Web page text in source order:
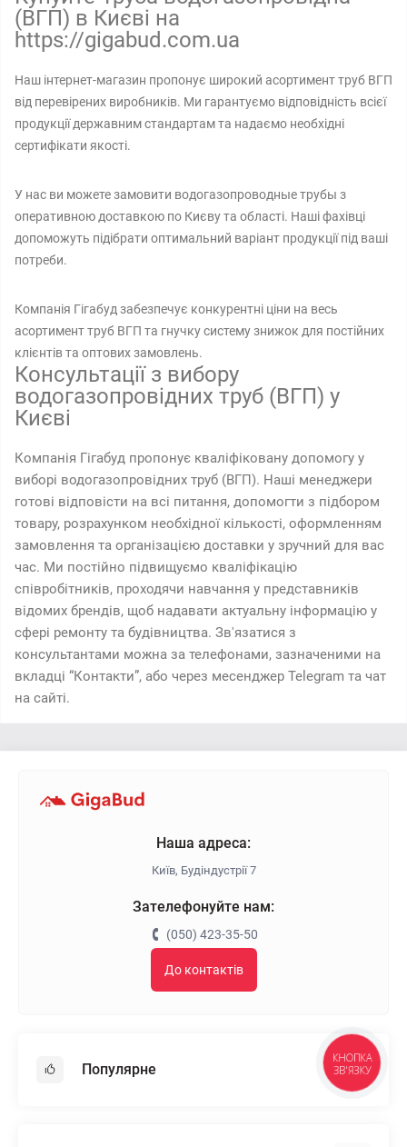
(ВГП) в Києві на
https://gigabud.com.ua
Наш інтернет-магазин пропонує широкий асортимент труб ВГП
від перевірених виробників. Ми гарантуємо відповідність всієї
продукції державним стандартам та надаємо необхідні
сертифікати якості.
У нас ви можете замовити водогазопроводные трубы з
оперативною доставкою по Києву та області. Наші фахівці
допоможуть підібрати оптимальний варіант продукції під ваші
потреби.
Компанія Гігабуд забезпечує конкурентні ціни на весь
асортимент труб ВГП та гнучку систему знижок для постійних
клієнтів та оптових замовлень.
Консультації з вибору
водогазопровідних труб (ВГП) у
Києві
Компанія Гігабуд пропонує кваліфіковану допомогу у
виборі водогазопровідних труб (ВГП). Наші менеджери
готові відповісти на всі питання, допомогти з підбором
товару, розрахунком необхідної кількості, оформленням
замовлення та організацією доставки у зручний для вас
час. Ми постійно підвищуємо кваліфікацію
співробітників, проходячи навчання у представників
відомих брендів, щоб надавати актуальну інформацію у
сфері ремонту та будівництва. Зв'язатися з
консультантами можна за телефонами, зазначеними на
вкладці “Контакти”, або через месенджер Telegram та чат
на сайті.
Наша адреса:
Київ, Будіндустрії 7
Зателефонуйте нам:
(050) 423-35-50
До контактів
Популярне
КНОПКА
ЗВ'ЯЗКУ